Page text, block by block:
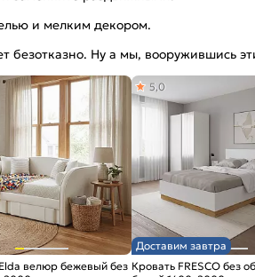
и мелким декором.
безотказно. Ну а мы, вооружившись
велюр бежевый без
Доставим завтра
Кровать FRESCO без
5,0